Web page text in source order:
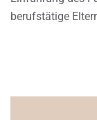
berufstätige